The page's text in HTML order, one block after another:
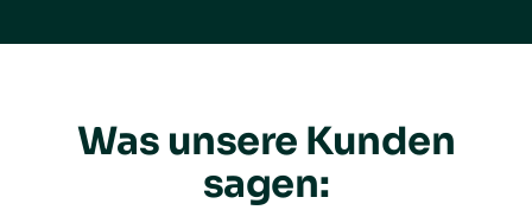
Was unsere Kunden
sagen: